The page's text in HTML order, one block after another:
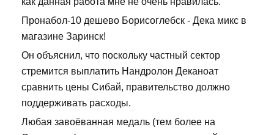
Пронабол-10 дешево Борисоглебск - Дека микс в
магазине Заринск!
Он объяснил, что поскольку частный сектор
стремится выплатить Нандролон Деканоат
сравнить цены Сибай, правительство должно
поддерживать расходы.
Любая завоёванная медаль (тем более на